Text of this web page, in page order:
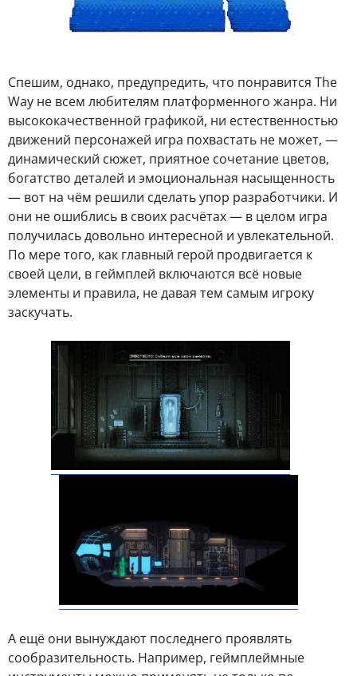
Спешим, однако, предупредить, что понравится The
Way не всем любителям платформенного жанра. Ни
высококачественной графикой, ни естественностью
движений персонажей игра похвастать не может, —
динамический сюжет, приятное сочетание цветов,
богатство деталей и эмоциональная насыщенность
— вот на чём решили сделать упор разработчики. И
они не ошиблись в своих расчётах — в целом игра
получилась довольно интересной и увлекательной.
По мере того, как главный герой продвигается к
своей цели, в геймплей включаются всё новые
элементы и правила, не давая тем самым игроку
заскучать.
А ещё они вынуждают последнего проявлять
сообразительность. Например, геймплеймные